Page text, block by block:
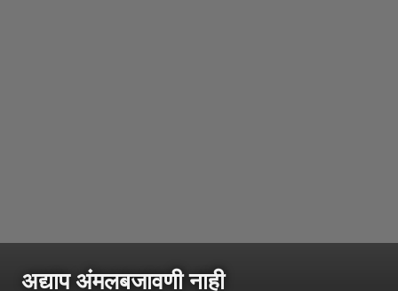
अद्याप अंमलबजावणी नाही